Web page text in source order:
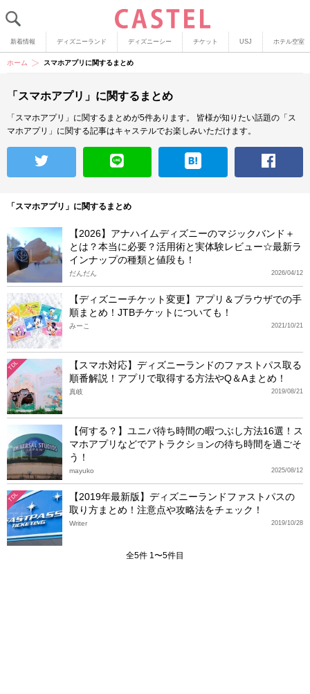
新着情報 ディズニーランド ディズニーシー チケット USJ ホテル空室
ホーム スマホアプリに関するまとめ
「スマホアプリ」に関するまとめ
「スマホアプリ」に関するまとめが5件あります。
皆様が知りたい話題の「ス
マホアプリ」に関する記事はキャステルでお楽しみいただけます。
「スマホアプリ」に関するまとめ
【2026】アナハイムディズニーのマジックバンド＋
とは？本当に必要？活用術と実体験レビュー☆最新ラ
インナップの種類と値段も！
2026/04/12
だんだん
【ディズニーチケット変更】アプリ＆ブラウザでの手
順まとめ！JTBチケットについても！
2021/10/21
みーこ
TDL
【スマホ対応】ディズニーランドのファストパス取る
順番解説！アプリで取得する方法やQ＆Aまとめ！
2019/08/21
真岐
【何する？】ユニバ待ち時間の暇つぶし方法16選！ス
マホアプリなどでアトラクションの待ち時間を過ごそ
う！
2025/08/12
mayuko
TDL
【2019年最新版】ディズニーランドファストパスの
取り方まとめ！注意点や攻略法をチェック！
2019/10/28
Writer
全5件 1〜5件目